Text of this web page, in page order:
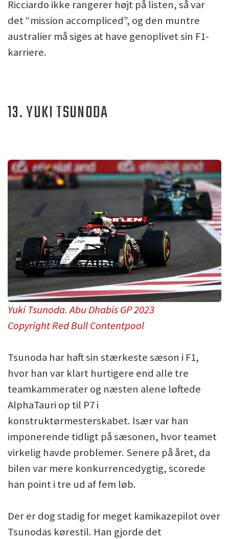
Ricciardo ikke rangerer højt på listen, så var
det “mission accompliced”, og den muntre
australier må siges at have genoplivet sin F1-
karriere.
13. YUKI TSUNODA
Yuki Tsunoda. Abu Dhabis GP 2023
Copyright Red Bull Contentpool
Tsunoda har haft sin stærkeste sæson i F1,
hvor han var klart hurtigere end alle tre
teamkammerater og næsten alene løftede
AlphaTauri op til P7 i
konstruktørmesterskabet. Især var han
imponerende tidligt på sæsonen, hvor teamet
virkelig havde problemer. Senere på året, da
bilen var mere konkurrencedygtig, scorede
han point i tre ud af fem løb.
Der er dog stadig for meget kamikazepilot over
Tsunodas kørestil. Han gjorde det